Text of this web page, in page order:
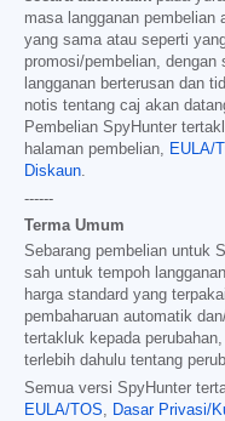
masa langganan pembelian
yang sama atau seperti
promosi/pembelian, dengan
langganan berterusan dan
notis tentang caj akan
Pembelian SpyHunter
halaman pembelian,
EULA/
Diskaun
------
Terma Umum
Sebarang pembelian untuk
sah untuk tempoh
harga standard yang
pembaharuan automatik
tertakluk kepada
terlebih dahulu tentang
Semua versi SpyHunter
EULA/TOS
Dasar Privasi/